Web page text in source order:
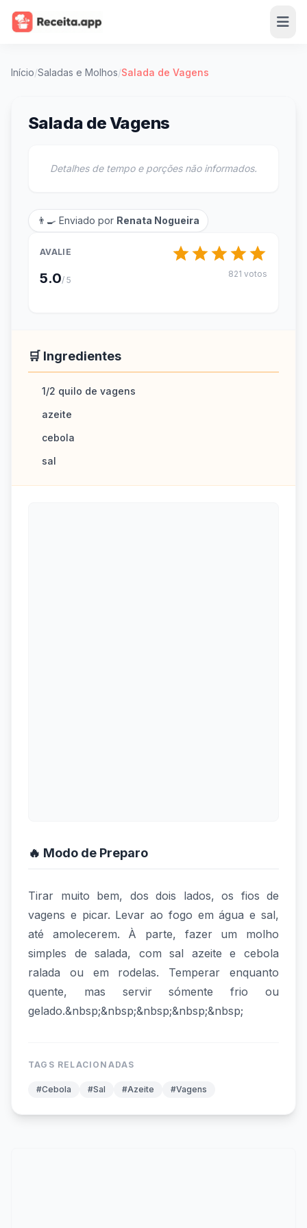
Início/Saladas e Molhos/Salada de Vagens
Salada de Vagens
Detalhes de tempo e porções não informados.
👨‍🍳 Enviado por Renata Nogueira
AVALIE
5.0/ 5
821 votos
🛒 Ingredientes
1/2 quilo de vagens
azeite
cebola
sal
🔥 Modo de Preparo
Tirar muito bem, dos dois lados, os fios de
vagens e picar. Levar ao fogo em água e sal,
até amolecerem. À parte, fazer um molho
simples de salada, com sal azeite e cebola
ralada ou em rodelas. Temperar enquanto
quente, mas servir sómente frio ou
gelado.&nbsp;&nbsp;&nbsp;&nbsp;&nbsp;
TAGS RELACIONADAS
#Cebola #Sal #Azeite #Vagens